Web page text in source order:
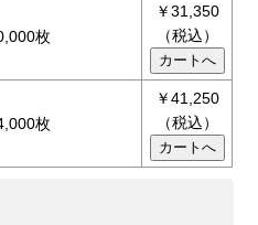
枚
￥31,350
（税込）
枚
￥41,250
（税込）